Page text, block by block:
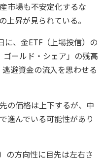
市場も不安定化するな
上昇が見られている。
に、金ETF（上場投信）の
ゴールド・シェア」の残高
避資金の流入を思わせる
の価格は上下するが、中
進んでいる可能性があり
の方向性に目先は左右さ